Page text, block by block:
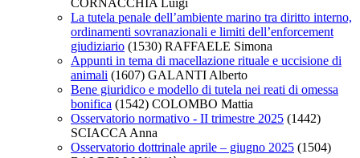
CORNACCHIA Luigi
La tutela penale dell’ambiente marino tra diritto interno,
ordinamenti sovranazionali e limiti dell’enforcement
giudiziario (1530) RAFFAELE Simona
Appunti in tema di macellazione rituale e uccisione di
animali (1607) GALANTI Alberto
Bene giuridico e modello di tutela nei reati di omessa
bonifica (1542) COLOMBO Mattia
Osservatorio normativo - II trimestre 2025 (1442)
SCIACCA Anna
Osservatorio dottrinale aprile – giugno 2025 (1504)